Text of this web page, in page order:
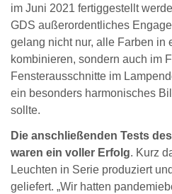
im Juni 2021 fertiggestellt
GDS außerordentliches
gelang nicht nur, alle Farben in
kombinieren, sondern auch im
Fensterausschnitte im
ein besonders harmonisches
sollte.
Die anschließenden Tests
waren ein voller Erfolg. Kurz
Leuchten in Serie produziert
geliefert. „Wir hatten